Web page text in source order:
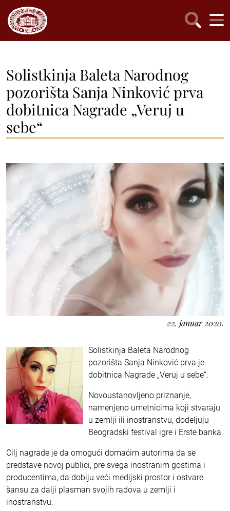
Solistkinja Baleta Narodnog
pozorišta Sanja Ninković prva
dobitnica Nagrade „Veruj u
sebe“
22. januar 2020.
Solistkinja Baleta Narodnog
pozorišta Sanja Ninković prva je
dobitnica Nagrade „Veruj u sebe“.
Novoustanovljeno priznanje,
namenjeno umetnicima koji stvaraju
u zemlji ili inostranstvu, dodeljuju
Beogradski festival igre i Erste banka.
Cilj nagrade je da omogući domaćim autorima da se
predstave novoj publici, pre svega inostranim gostima i
producentima, da dobiju veći medijski prostor i ostvare
šansu za dalji plasman svojih radova u zemlji i
inostranstvu.